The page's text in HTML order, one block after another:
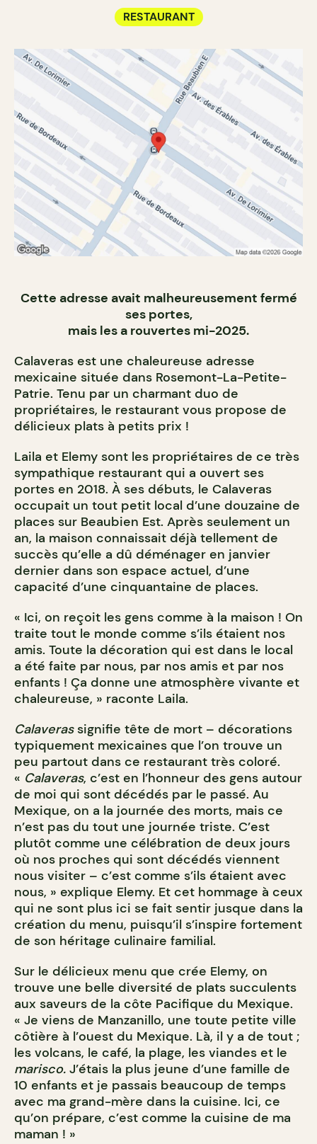
RESTAURANT
Cette adresse avait malheureusement fermé
ses portes,
mais les a rouvertes mi-2025.
Calaveras est une chaleureuse adresse
mexicaine située dans Rosemont-La-Petite-
Patrie. Tenu par un charmant duo de
propriétaires, le restaurant vous propose de
délicieux plats à petits prix !
Laila et Elemy sont les propriétaires de ce très
sympathique restaurant qui a ouvert ses
portes en 2018. À ses débuts, le Calaveras
occupait un tout petit local d’une douzaine de
places sur Beaubien Est. Après seulement un
an, la maison connaissait déjà tellement de
succès qu’elle a dû déménager en janvier
dernier dans son espace actuel, d’une
capacité d’une cinquantaine de places.
« Ici, on reçoit les gens comme à la maison ! On
traite tout le monde comme s’ils étaient nos
amis. Toute la décoration qui est dans le local
a été faite par nous, par nos amis et par nos
enfants ! Ça donne une atmosphère vivante et
chaleureuse, » raconte Laila.
Calaverassignifie tête de mort – décorations
typiquement mexicaines que l’on trouve un
peu partout dans ce restaurant très coloré.
« Calaveras, c’est en l’honneur des gens autour
de moi qui sont décédés par le passé. Au
Mexique, on a la journée des morts, mais ce
n’est pas du tout une journée triste. C’est
plutôt comme une célébration de deux jours
où nos proches qui sont décédés viennent
nous visiter – c’est comme s’ils étaient avec
nous, » explique Elemy. Et cet hommage à ceux
qui ne sont plus ici se fait sentir jusque dans la
création du menu, puisqu’il s’inspire fortement
de son héritage culinaire familial.
Sur le délicieux menu que crée Elemy, on
trouve une belle diversité de plats succulents
aux saveurs de la côte Pacifique du Mexique.
« Je viens de Manzanillo, une toute petite ville
côtière à l’ouest du Mexique. Là, il y a de tout ;
les volcans, le café, la plage, les viandes et le
marisco. J’étais la plus jeune d’une famille de
10 enfants et je passais beaucoup de temps
avec ma grand-mère dans la cuisine. Ici, ce
qu’on prépare, c’est comme la cuisine de ma
maman ! »